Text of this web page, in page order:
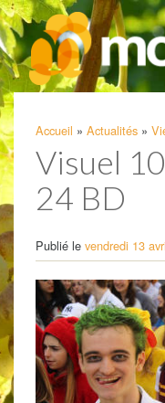
Accueil » Actualités »
Visuel
24 BD
Publié le vendredi 13